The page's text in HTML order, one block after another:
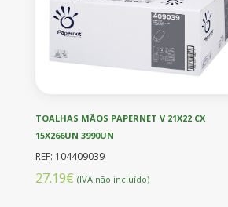
TOALHAS MÃOS PAPERNET V 21X22 CX
15X266UN 3990UN
REF: 104409039
27.19€ (IVA não incluído)